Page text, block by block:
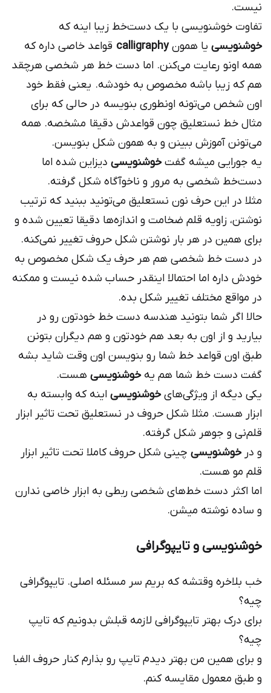
نیست.
تفاوت خوشنویسی با یک دست‌خط زیبا اینه که
خوشنویسی یا همونcalligraphy قواعد خاصی داره که
همه اونو رعایت می‌کنن. اما دست خط هر شخصی هرچقد
هم که زیبا باشه مخصوص به خودشه. یعنی فقط خود
اون شخص می‌تونه اونطوری بنویسه در حالی که برای
مثال خط نستعلیق چون قواعدش دقیقا مشخصه. همه
می‌تونن آموزش ببینن و به همون شکل بنویسن.
یه جورایی میشه گفتخوشنویسی دیزاین شده اما
دست‌خط شخصی به مرور و ناخوآگاه شکل گرفته.
مثلا در این حرف نون نستعلیق می‌تونید ببنید که ترتیب
نوشتن، زاویه قلم ضخامت و اندازه‌ها دقیقا تعیین شده و
برای همین در هر بار نوشتن شکل حروف تغییر نمی‌کنه.
در دست خط شخصی‌ هم هر حرف یک شکل مخصوص به
خودش داره اما احتمالا اینقدر حساب شده نیست و ممکنه
در مواقع مختلف تغییر شکل بده.
حالا اگر شما بتونید هندسه دست خط خودتون رو در
بیارید و از اون به بعد هم خودتون و هم دیگران بتونن
طبق اون قواعد خط شما رو بنویسن اون وقت شاید بشه
گفت دست خط شما هم یهخوشنویسی هست.
یکی دیگه از ویژگی‌هایخوشنویسی اینه که وابسته به
ابزار هست. مثلا شکل حروف در نستعلیق تحت تاثیر ابزار
قلم‌نی و جوهر شکل گرفته.
و درخوشنویسی چینی شکل حروف کاملا تحت تاثیر ابزار
قلم مو هست.
اما اکثر دست خط‌های شخصی ربطی به ابزار خاصی ندارن
و ساده نوشته میشن.
خوشنویسی و تایپوگرافی
خب بلاخره وقتشه که بریم سر مسئله اصلی. تایپوگرافی
چیه؟
برای درک بهتر تایپوگرافی لازمه قبلش بدونیم که تایپ
چیه؟
و برای همین من بهتر دیدم تایپ رو بذارم کنار حروف الفبا
و طبق معمول مقایسه کنم.